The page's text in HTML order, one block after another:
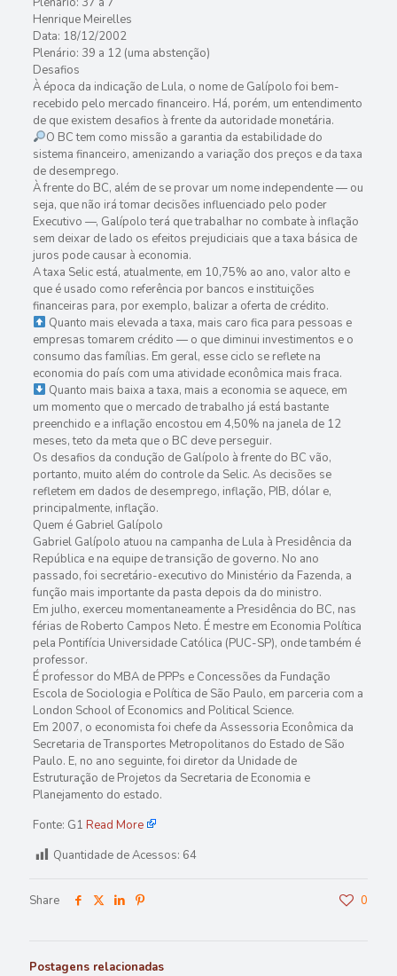
Henrique Meirelles
Data: 18/12/2002
Plenário: 39 a 12 (uma abstenção)
Desafios
À época da indicação de Lula, o nome de Galípolo foi bem-
recebido pelo mercado financeiro. Há, porém, um entendimento
de que existem desafios à frente da autoridade monetária.
O BC tem como missão a garantia da estabilidade do
sistema financeiro, amenizando a variação dos preços e da taxa
de desemprego.
À frente do BC, além de se provar um nome independente — ou
seja, que não irá tomar decisões influenciado pelo poder
Executivo —, Galípolo terá que trabalhar no combate à inflação
sem deixar de lado os efeitos prejudiciais que a taxa básica de
juros pode causar à economia.
A taxa Selic está, atualmente, em 10,75% ao ano, valor alto e
que é usado como referência por bancos e instituições
financeiras para, por exemplo, balizar a oferta de crédito.
Quanto mais elevada a taxa, mais caro fica para pessoas e
empresas tomarem crédito — o que diminui investimentos e o
consumo das famílias. Em geral, esse ciclo se reflete na
economia do país com uma atividade econômica mais fraca.
Quanto mais baixa a taxa, mais a economia se aquece, em
um momento que o mercado de trabalho já está bastante
preenchido e a inflação encostou em 4,50% na janela de 12
meses, teto da meta que o BC deve perseguir.
Os desafios da condução de Galípolo à frente do BC vão,
portanto, muito além do controle da Selic. As decisões se
refletem em dados de desemprego, inflação, PIB, dólar e,
principalmente, inflação.
Quem é Gabriel Galípolo
Gabriel Galípolo atuou na campanha de Lula à Presidência da
República e na equipe de transição de governo. No ano
passado, foi secretário-executivo do Ministério da Fazenda, a
função mais importante da pasta depois da do ministro.
Em julho, exerceu momentaneamente a Presidência do BC, nas
férias de Roberto Campos Neto. É mestre em Economia Política
pela Pontifícia Universidade Católica (PUC-SP), onde também é
professor.
É professor do MBA de PPPs e Concessões da Fundação
Escola de Sociologia e Política de São Paulo, em parceria com a
London School of Economics and Political Science.
Em 2007, o economista foi chefe da Assessoria Econômica da
Secretaria de Transportes Metropolitanos do Estado de São
Paulo. E, no ano seguinte, foi diretor da Unidade de
Estruturação de Projetos da Secretaria de Economia e
Planejamento do estado.
Fonte: G1 Read More
Quantidade de Acessos: 64
Share 0
Postagens relacionadas